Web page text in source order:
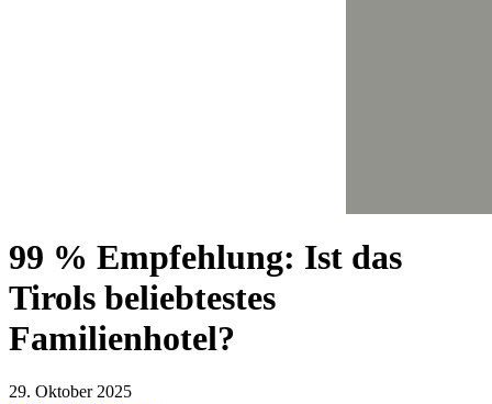
99 % Empfehlung: Ist das
Tirols beliebtestes
Familienhotel?
29. Oktober 2025